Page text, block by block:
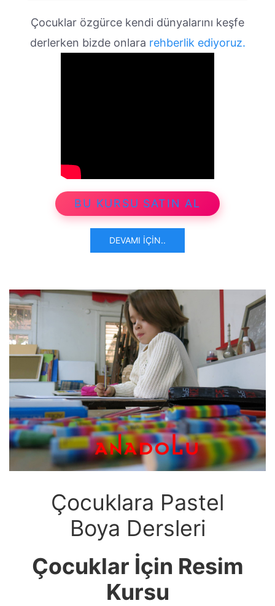
Çocuklar özgürce kendi dünyalarını keşfe
derlerken bizde onlara rehberlik ediyoruz.
BU KURSU SATIN AL
DEVAMI İÇIN..
Çocuklara Pastel
Boya Dersleri
Çocuklar İçin Resim
Kursu